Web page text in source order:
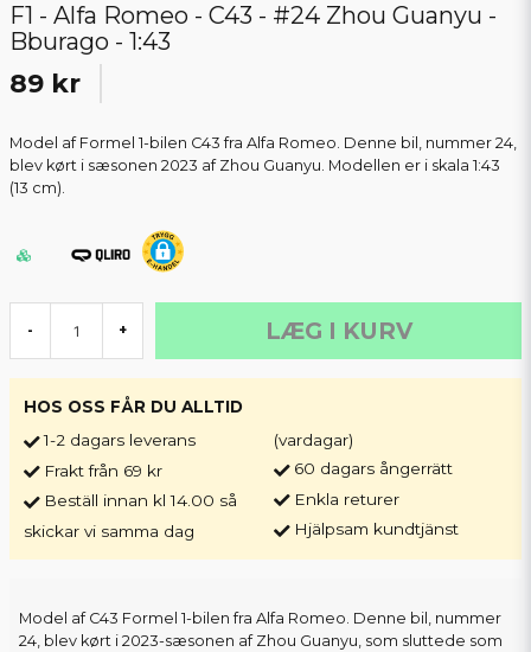
F1 - Alfa Romeo - C43 - #24 Zhou Guanyu -
Bburago - 1:43
89 kr
Model af Formel 1-bilen C43 fra Alfa Romeo. Denne bil, nummer 24,
blev kørt i sæsonen 2023 af Zhou Guanyu. Modellen er i skala 1:43
(13 cm).
- + LÆG I KURV
HOS OSS FÅR DU ALLTID
1-2 dagars leverans
Frakt från 69 kr
Beställ innan kl 14.00 så
skickar vi samma dag
(vardagar)
60 dagars ångerrätt
Enkla returer
Hjälpsam kundtjänst
Model af C43 Formel 1-bilen fra Alfa Romeo. Denne bil, nummer
24, blev kørt i 2023-sæsonen af Zhou Guanyu, som sluttede som